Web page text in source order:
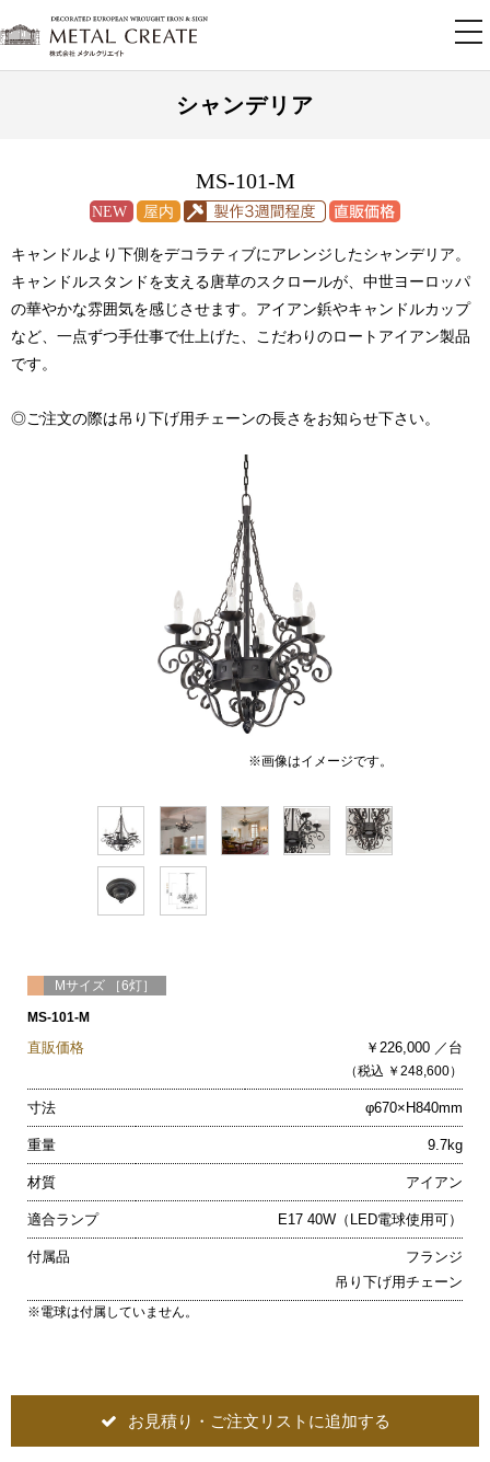
シャンデリア
MS-101-M
キャンドルより下側をデコラティブにアレンジしたシャンデリア。
キャンドルスタンドを支える唐草のスクロールが、中世ヨーロッパ
の華やかな雰囲気を感じさせます。アイアン鋲やキャンドルカップ
など、一点ずつ手仕事で仕上げた、こだわりのロートアイアン製品
です。
◎ご注文の際は吊り下げ用チェーンの長さをお知らせ下さい。
※画像はイメージです。
Mサイズ ［6灯］
MS-101-M
直販価格 ￥226,000 ／台
（税込 ￥248,600）
寸法 φ670×H840mm
重量 9.7kg
材質 アイアン
適合ランプ E17 40W（LED電球使用可）
付属品
フランジ
吊り下げ用チェーン
※電球は付属していません。
お見積り・ご注文リストに追加する